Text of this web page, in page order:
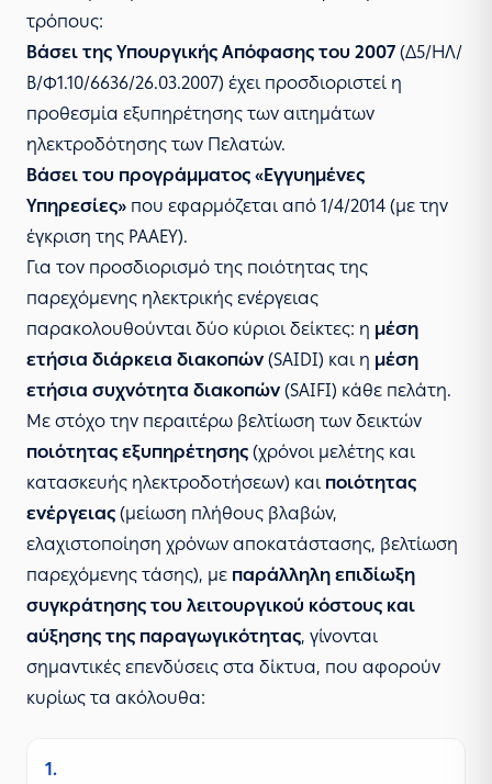
τρόπους:
Βάσει της Υπουργικής Απόφασης του 2007 (Δ5/ΗΛ/
Β/Φ1.10/6636/26.03.2007) έχει προσδιοριστεί η
προθεσμία εξυπηρέτησης των αιτημάτων
ηλεκτροδότησης των Πελατών.
Βάσει του προγράμματος «Εγγυημένες
Υπηρεσίες» που εφαρμόζεται από 1/4/2014 (µε την
έγκριση της ΡΑΑΕΥ).
Για τον προσδιορισμό της ποιότητας της
παρεχόμενης ηλεκτρικής ενέργειας
παρακολουθούνται δύο κύριοι δείκτες: η μέση
ετήσια διάρκεια διακοπών (SAIDI) και η μέση
ετήσια συχνότητα διακοπών (SAIFI) κάθε πελάτη.
Mε στόχο την περαιτέρω βελτίωση των δεικτών
ποιότητας εξυπηρέτησης (χρόνοι μελέτης και
κατασκευής ηλεκτροδοτήσεων) και ποιότητας
ενέργειας (μείωση πλήθους βλαβών,
ελαχιστοποίηση χρόνων αποκατάστασης, βελτίωση
παρεχόμενης τάσης), με παράλληλη επιδίωξη
συγκράτησης του λειτουργικού κόστους και
αύξησης της παραγωγικότητας, γίνονται
σημαντικές επενδύσεις στα δίκτυα, που αφορούν
κυρίως τα ακόλουθα:
1